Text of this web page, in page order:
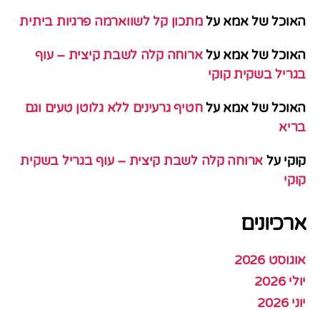
האוכל של אמא עלמתכון קל לשווארמה פרגיות ביתית
האוכל של אמא עלארוחה קלה לשבת קיצית – עוף
בגריל בשקית קוקי
האוכל של אמא עלחטיף גרעינים ללא גלוטן טעים וגם
בריא
קוקי על ארוחה קלה לשבת קיצית – עוף בגריל בשקית
קוקי
ארכיונים
אוגוסט 2026
יולי 2026
יוני 2026